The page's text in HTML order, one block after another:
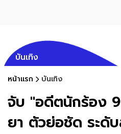
บันเทิง
หน้าแรก บันเทิง
จับ "อดีตนักร้อง
ยา ตัวย่อชัด ระดั